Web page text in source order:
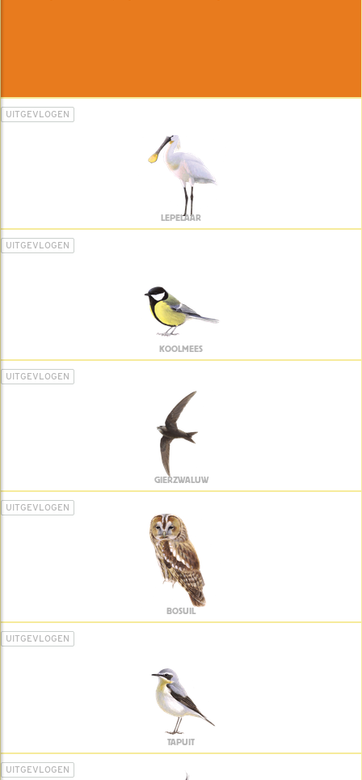
UITGEVLOGEN
LEPELAAR
UITGEVLOGEN
KOOLMEES
UITGEVLOGEN
GIERZWALUW
UITGEVLOGEN
BOSUIL
UITGEVLOGEN
TAPUIT
UITGEVLOGEN